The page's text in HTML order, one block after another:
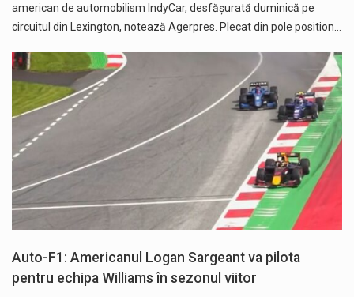
american de automobilism IndyCar, desfăşurată duminică pe
circuitul din Lexington, notează Agerpres. Plecat din pole position…
Auto-F1: Americanul Logan Sargeant va pilota
pentru echipa Williams în sezonul viitor